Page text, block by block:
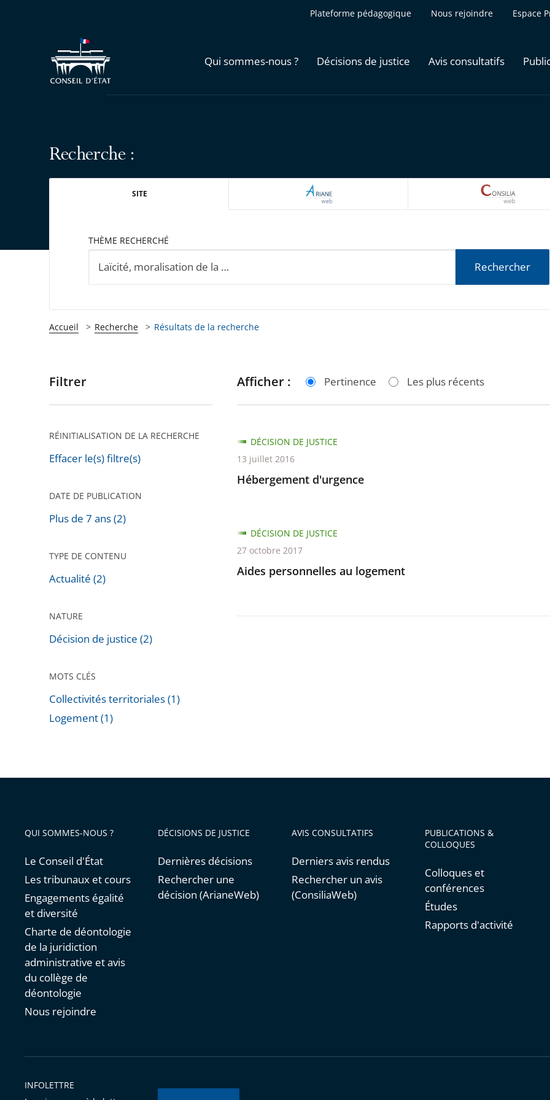
Plateforme pédagogique Nous rejoindre Espace
Qui sommes-nous ? Décisions de justice Avis consultatifs
Recherche :
SITE ARIANEWEB
THÈME RECHERCHÉ
Rechercher
Accueil Recherche Résultats de la recherche
Passer
pour
après
Filtrer
RÉINITIALISATION DE LA RECHERCHE
Effacer le(s) filtre(s)
DATE DE PUBLICATION
Plus de 7 ans (2)
TYPE DE CONTENU
Actualité (2)
NATURE
Décision de justice (2)
MOTS CLÉS
Collectivités territoriales (1)
Logement (1)
Afficher : Pertinence Les plus récents
Hébergement d'urgence
DÉCISION DE JUSTICE
13 juillet 2016
Aides personnelles au logement
DÉCISION DE JUSTICE
27 octobre 2017
QUI SOMMES-NOUS ?
Le Conseil d'État
Les tribunaux et cours
Engagements égalité
et diversité
Charte de déontologie
de la juridiction
administrative et avis
du collège de
déontologie
Nous rejoindre
DÉCISIONS DE JUSTICE
Dernières décisions
Rechercher une
décision (ArianeWeb)
AVIS CONSULTATIFS
Derniers avis rendus
Rechercher un avis
(ConsiliaWeb)
PUBLICATIONS &
COLLOQUES
Colloques et
conférences
Études
Rapports d'activité
INFOLETTRE